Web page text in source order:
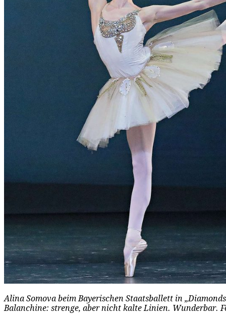
Alina Somova beim Bayerischen Staatsballett in
Balanchine: strenge, aber nicht kalte Linien. Wunderbar.